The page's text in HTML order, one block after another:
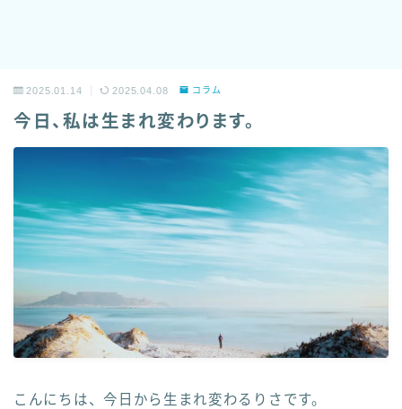
2025.01.14 2025.04.08 コラム
今日、私は生まれ変わります。
こんにちは、今日から生まれ変わるりさです。